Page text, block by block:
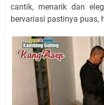
cantik, menarik dan
bervariasi pastinya puas,